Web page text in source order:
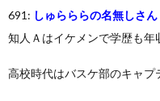
いきなり円高 (7/30)
人体の中身が左右非対称
691: しゅらららの名無しさん
知人Ａはイケメンで学歴も年
高校時代はバスケ部のキャプ